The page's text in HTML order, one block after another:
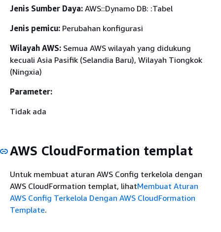
Jenis Sumber Daya: AWS::Dynamo DB: :Tabel
Jenis pemicu: Perubahan konfigurasi
Wilayah AWS: Semua AWS wilayah yang didukung
kecuali Asia Pasifik (Selandia Baru), Wilayah Tiongkok
(Ningxia)
Parameter:
Tidak ada
AWS CloudFormation templat
Untuk membuat aturan AWS Config terkelola dengan
AWS CloudFormation templat, lihatMembuat Aturan
AWS Config Terkelola Dengan AWS CloudFormation
Template.